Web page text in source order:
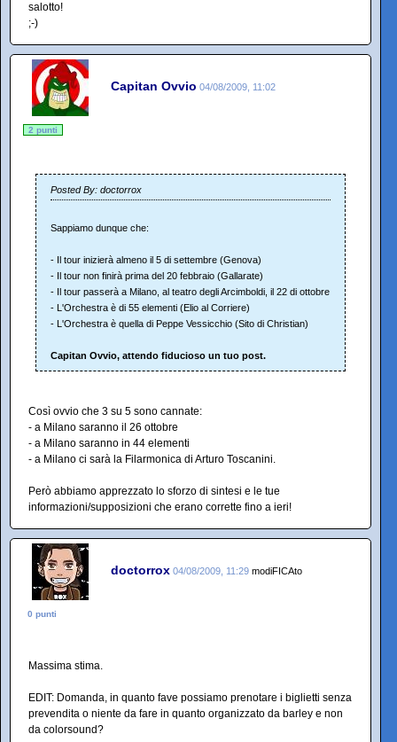
salotto!
;-)
Capitan Ovvio 04/08/2009, 11:02
2 punti
Posted By: doctorrox
Sappiamo dunque che:
- Il tour inizierà almeno il 5 di settembre (Genova)
- Il tour non finirà prima del 20 febbraio (Gallarate)
- Il tour passerà a Milano, al teatro degli Arcimboldi, il 22 di ottobre
- L'Orchestra è di 55 elementi (Elio al Corriere)
- L'Orchestra è quella di Peppe Vessicchio (Sito di Christian)
Capitan Ovvio, attendo fiducioso un tuo post.
Così ovvio che 3 su 5 sono cannate:
- a Milano saranno il 26 ottobre
- a Milano saranno in 44 elementi
- a Milano ci sarà la Filarmonica di Arturo Toscanini.
Però abbiamo apprezzato lo sforzo di sintesi e le tue
informazioni/supposizioni che erano corrette fino a ieri!
doctorrox 04/08/2009, 11:29 modiFICAto
0 punti
Massima stima.
EDIT: Domanda, in quanto fave possiamo prenotare i biglietti senza
prevendita o niente da fare in quanto organizzato da barley e non
da colorsound?